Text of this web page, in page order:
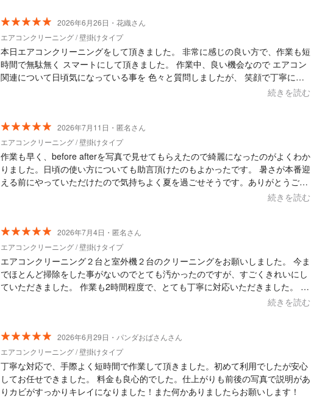
2026年6月26日・花織さん
エアコンクリーニング / 壁掛けタイプ
本日エアコンクリーニングをして頂きました。 非常に感じの良い方で、作業も短
時間で無駄無く スマートにして頂きました。 作業中、良い機会なので エアコン
関連について日頃気になっている事を 色々と質問しましたが、 笑顔で丁寧に教
しましたが、 原因が何であれ、買い換えまでは行かないだろう との事でしたの
で、やはりクリーニングは して頂いて良かったですし、 今回お仕事を依頼して
良かったと思いました。 そもそもお手ごろ価格で助かりましたが、 教えていた
だいた情報含め、 お値段以上のサービスでした。 今後は二年に一度くらいの頻
度で、 ぜひまたこちらにお願いしたいと思います。 日々非常にタイトなスケジ
ュールで 働いておられるようなので、 くれぐれもお体には気を付けて これから
続きを読む
2026年7月11日・匿名さん
エアコンクリーニング / 壁掛けタイプ
作業も早く、before afterを写真で見せてもらえたので綺麗になったのがよくわか
りました。日頃の使い方についても助言頂けたのもよかったです。 暑さが本番迎
える前にやっていただけたので気持ちよく夏を過ごせそうです。ありがとうござ
続きを読む
2026年7月4日・匿名さん
エアコンクリーニング / 壁掛けタイプ
エアコンクリーニング２台と室外機２台のクリーニングをお願いしました。 今ま
でほとんど掃除をした事がないのでとても汚かったのですが、すごくきれいにし
ていただきました。 作業も2時間程度で、とても丁寧に対応いただきました。 あ
続きを読む
2026年6月29日・パンダおばさんさん
エアコンクリーニング / 壁掛けタイプ
丁寧な対応で、手際よく短時間で作業して頂きました。初めて利用でしたが安心
してお任せできました。 料金も良心的でした。仕上がりも前後の写真で説明があ
りカビがすっかりキレイになりました！また何かありましたらお願いします！